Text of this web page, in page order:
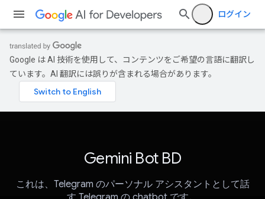
ログイン
Google は AI 技術を使用して、コンテンツをご希望の言語に翻訳し
ています。AI 翻訳には誤りが含まれる場合があります。
Gemini Bot BD
これは、Telegram のパーソナル アシスタントとして話